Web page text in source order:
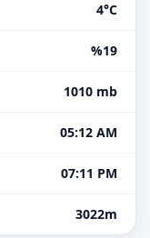
4°C
%19
1010 mb
05:12 AM
07:11 PM
3022m